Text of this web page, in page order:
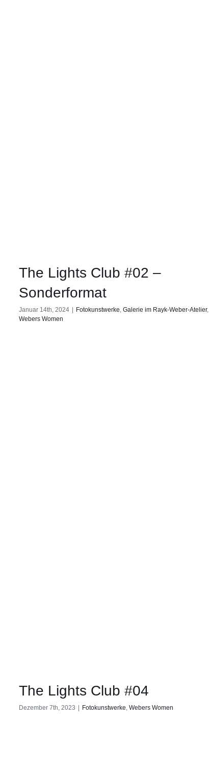
The Lights Club #02 –
Sonderformat
Januar 14th, 2024 | Fotokunstwerke, Galerie im Rayk-Weber-Atelier,
Webers Women
The Lights Club #04
Dezember 7th, 2023 | Fotokunstwerke, Webers Women